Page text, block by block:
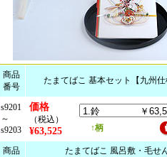
商品
番号
たまてばこ 基本セット【九州
s9201
～
s9203
価格
（税込）
¥63,525 ↑柄
商品
たまてばこ 風呂敷・毛せ